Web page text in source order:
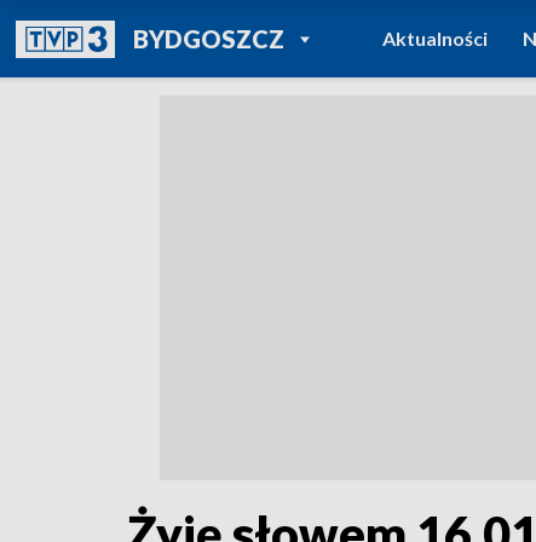
BYDGOSZCZPOWRÓT DO
TVP REGIONY
Aktualności